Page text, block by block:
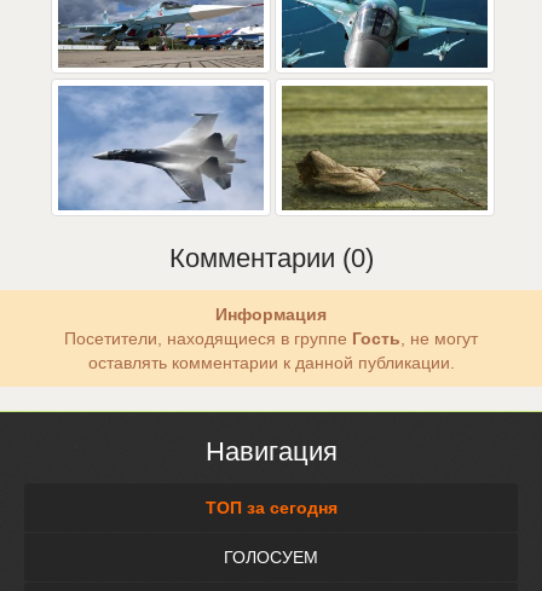
Комментарии (0)
Информация
Посетители, находящиеся в группе Гость , не могут
оставлять комментарии к данной публикации.
Навигация
ТОП за сегодня
ГОЛОСУЕМ